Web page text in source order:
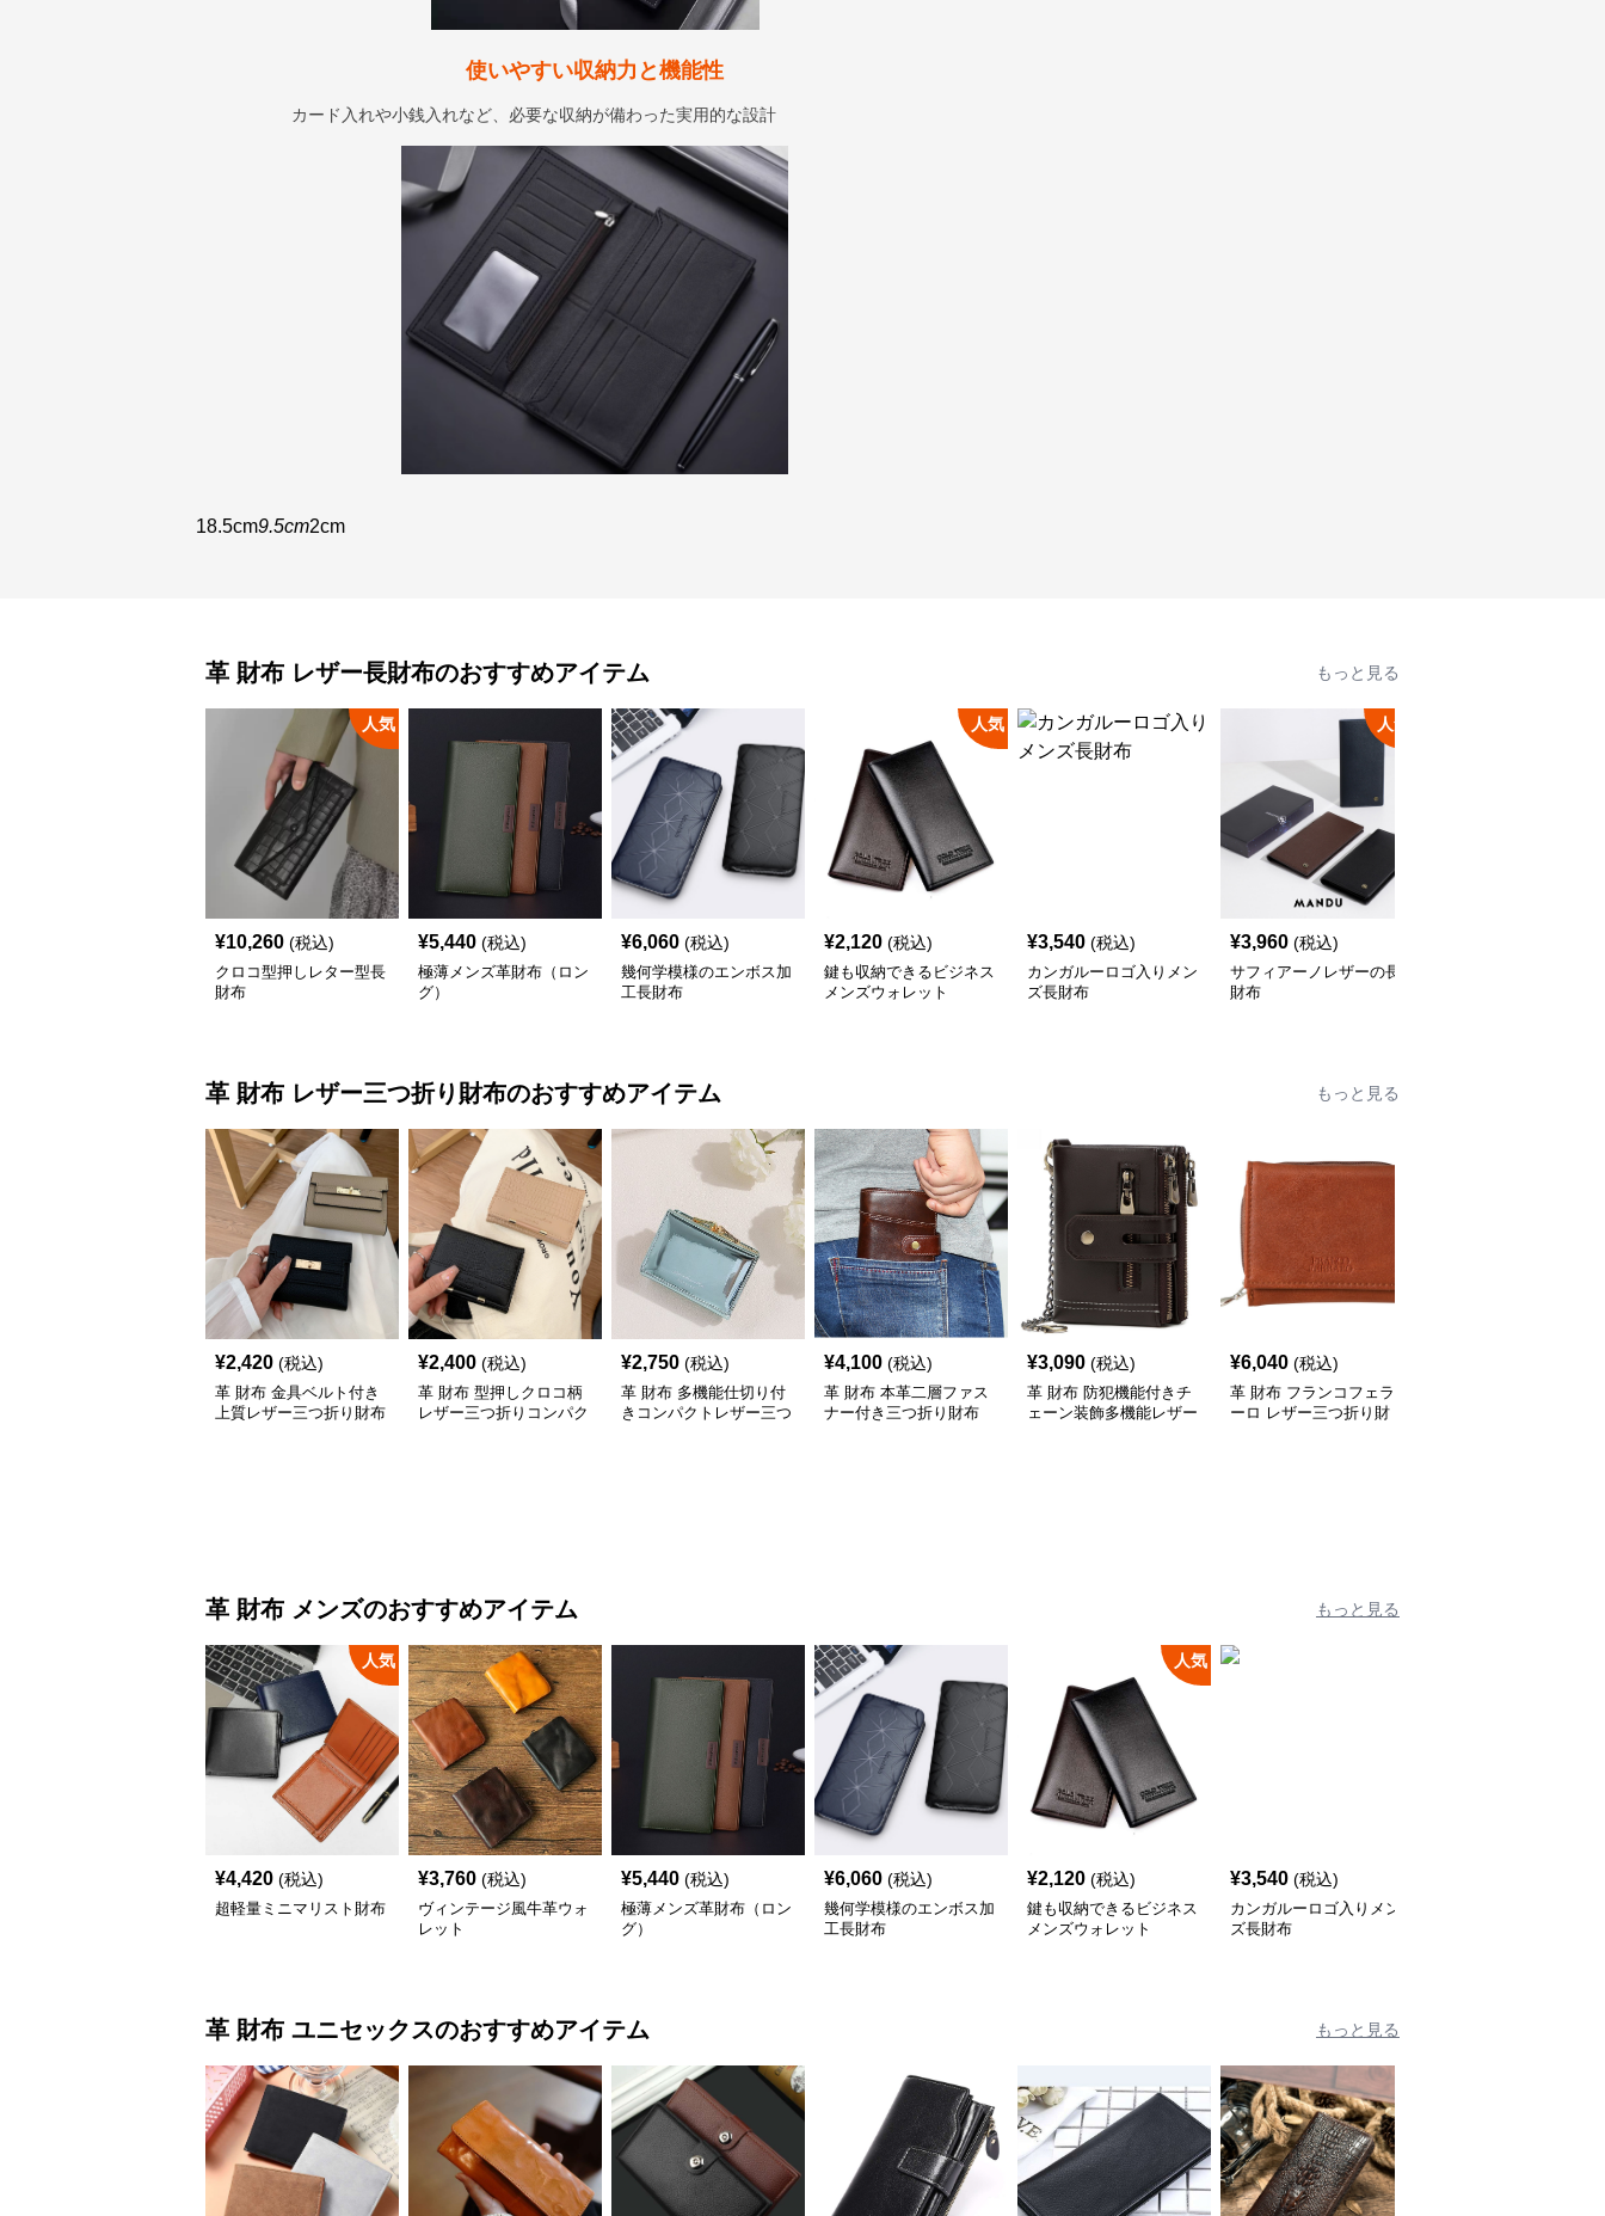
使いやすい収納力と機能性
カード入れや小銭入れなど、必要な収納が備わった実用的な設計
18.5cm9.5cm2cm
革 財布 レザー長財布のおすすめアイテム もっと見る
人気
¥10,260 (税込)
クロコ型押しレター型長
財布
¥5,440 (税込)
極薄メンズ革財布（ロン
グ）
¥6,060 (税込)
幾何学模様のエンボス加
工長財布
人気
¥2,120 (税込)
鍵も収納できるビジネス
メンズウォレット
¥3,540 (税込)
カンガルーロゴ入りメン
ズ長財布
人気
¥3,960 (税込)
サフィアーノレザーの長
財布
革 財布 レザー三つ折り財布のおすすめアイテム もっと見る
¥2,420 (税込)
革 財布 金具ベルト付き
上質レザー三つ折り財布
¥2,400 (税込)
革 財布 型押しクロコ柄
レザー三つ折りコンパク
¥2,750 (税込)
革 財布 多機能仕切り付
きコンパクトレザー三つ
¥4,100 (税込)
革 財布 本革二層ファス
ナー付き三つ折り財布
¥3,090 (税込)
革 財布 防犯機能付きチ
ェーン装飾多機能レザー
¥6,040 (税込)
革 財布 フランコフェラ
ーロ レザー三つ折り財
革 財布 メンズのおすすめアイテム もっと見る
人気
¥4,420 (税込)
超軽量ミニマリスト財布
¥3,760 (税込)
ヴィンテージ風牛革ウォ
レット
¥5,440 (税込)
極薄メンズ革財布（ロン
グ）
¥6,060 (税込)
幾何学模様のエンボス加
工長財布
人気
¥2,120 (税込)
鍵も収納できるビジネス
メンズウォレット
¥3,540 (税込)
カンガルーロゴ入りメン
ズ長財布
革 財布 ユニセックスのおすすめアイテム もっと見る